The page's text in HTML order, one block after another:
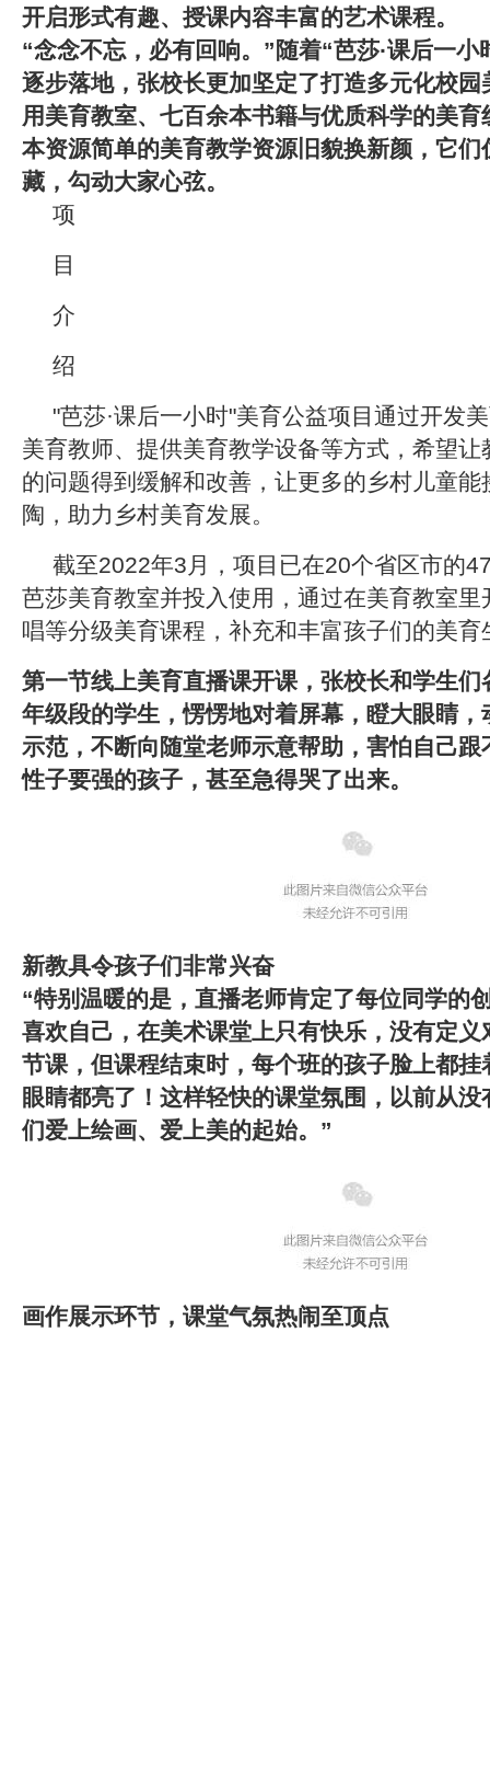
开启形式有趣、授课内容丰富的艺术课程。
“念念不忘，必有回响。”随着“芭莎·课后一
逐步落地，张校长更加坚定了打造多元化校
用美育教室、七百余本书籍与优质科学的美
本资源简单的美育教学资源旧貌换新颜，它们
藏，勾动大家心弦。
项
目
介
绍
"芭莎·课后一小时"美育公益项目通过开发
美育教师、提供美育教学设备等方式，希望
的问题得到缓解和改善，让更多的乡村儿童
陶，助力乡村美育发展。
截至2022年3月，项目已在20个省区市的
芭莎美育教室并投入使用，通过在美育教室
唱等分级美育课程，补充和丰富孩子们的美育
第一节线上美育直播课开课，张校长和学生
年级段的学生，愣愣地对着屏幕，瞪大眼睛
示范，不断向随堂老师示意帮助，害怕自己
性子要强的孩子，甚至急得哭了出来。
新教具令孩子们非常兴奋
“特别温暖的是，直播老师肯定了每位同学的
喜欢自己，在美术课堂上只有快乐，没有定
节课，但课程结束时，每个班的孩子脸上都
眼睛都亮了！ 这样轻快的课堂氛围，以前从
们爱上绘画、爱上美的起始。”
画作展示环节，课堂气氛热闹至顶点